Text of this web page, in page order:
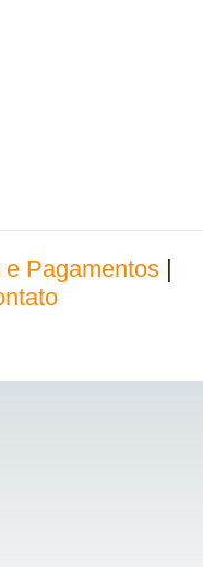
e Pagamentos